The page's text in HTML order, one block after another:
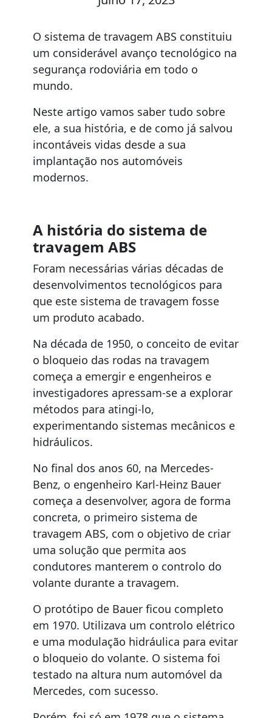
O sistema de travagem ABS constituiu
um considerável avanço tecnológico na
segurança rodoviária em todo o
mundo.
Neste artigo vamos saber tudo sobre
ele, a sua história, e de como já salvou
incontáveis vidas desde a sua
implantação nos automóveis
modernos.
A história do sistema de
travagem ABS
Foram necessárias várias décadas de
desenvolvimentos tecnológicos para
que este sistema de travagem fosse
um produto acabado.
Na década de 1950, o conceito de evitar
o bloqueio das rodas na travagem
começa a emergir e engenheiros e
investigadores apressam-se a explorar
métodos para atingi-lo,
experimentando sistemas mecânicos e
hidráulicos.
No final dos anos 60, na Mercedes-
Benz, o engenheiro Karl-Heinz Bauer
começa a desenvolver, agora de forma
concreta, o primeiro sistema de
travagem ABS, com o objetivo de criar
uma solução que permita aos
condutores manterem o controlo do
volante durante a travagem.
O protótipo de Bauer ficou completo
em 1970. Utilizava um controlo elétrico
e uma modulação hidráulica para evitar
o bloqueio do volante. O sistema foi
testado na altura num automóvel da
Mercedes, com sucesso.